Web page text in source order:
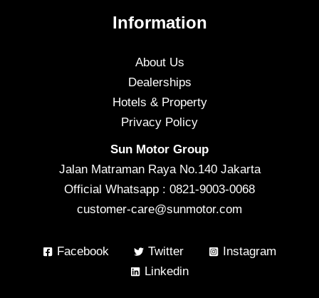
Information
About Us
Dealerships
Hotels & Property
Privacy Policy
Sun Motor Group
Jalan Matraman Raya No.140 Jakarta
Official Whatsapp : 0821-9003-0068
customer-care@sunmotor.com
Facebook Twitter
Instagram
Linkedin